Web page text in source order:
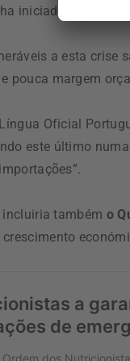
iniciado grande
a esta crise
pouca margem
Oficial
este último
incluiria também o